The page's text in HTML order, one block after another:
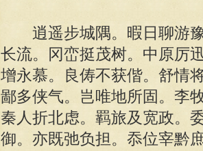
逍遥步城隅。暇日聊游豫
长流。冈峦挺茂树。中原厉
增永慕。良俦不获偕。舒情
鄙多侠气。岂唯地所固。李
秦人折北虑。羁旅及宽政。
御。亦既弛负担。忝位宰黔